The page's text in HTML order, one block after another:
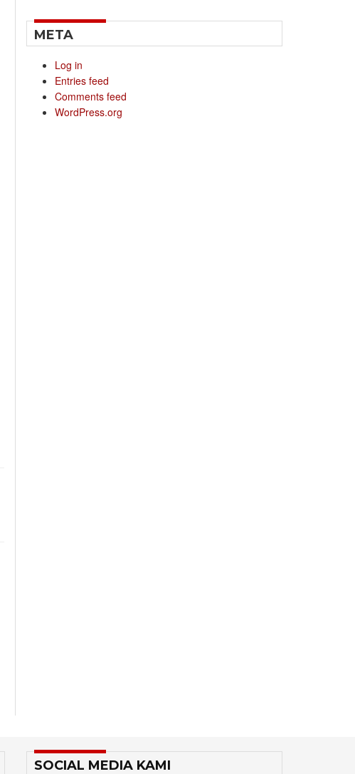
META
Log in
Entries feed
Comments feed
WordPress.org
SOCIAL MEDIA KAMI